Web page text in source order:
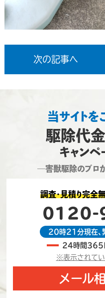
次の記事へ
当サイトを
駆除代金
キャンペ
―害獣駆除のプロ
調査・見積り完全
0120-
20時21分現在、
24時間365
※表示されて
メール